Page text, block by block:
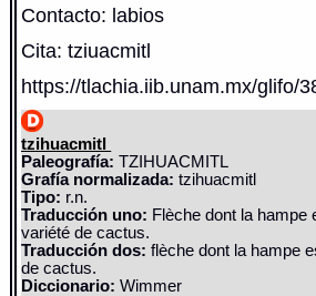
Contacto: labios
Cita: tziuacmitl
https://tlachia.iib.unam.mx/glifo/
tzihuacmitl
Paleografía: TZIHUACMITL
Grafía normalizada: tzihuacmitl
Tipo: r.n.
Traducción uno: Flèche dont la hampe
variété de cactus.
Traducción dos: flèche dont la hampe
de cactus.
Diccionario:Wimmer